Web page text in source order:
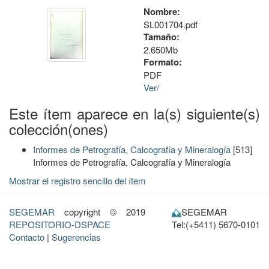
Nombre:
SL001704.pdf
Tamaño:
2.650Mb
Formato:
PDF
Ver/
Este ítem aparece en la(s) siguiente(s)
colección(ones)
Informes de Petrografía, Calcografía y Mineralogía [513]
Informes de Petrografía, Calcografía y Mineralogía
Mostrar el registro sencillo del ítem
SEGEMAR copyright © 2019
REPOSITORIO-DSPACE
Contacto | Sugerencias
SEGEMAR
Tel:(+5411) 5670-0101